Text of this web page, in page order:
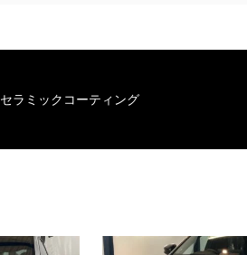
セラミックコーティング